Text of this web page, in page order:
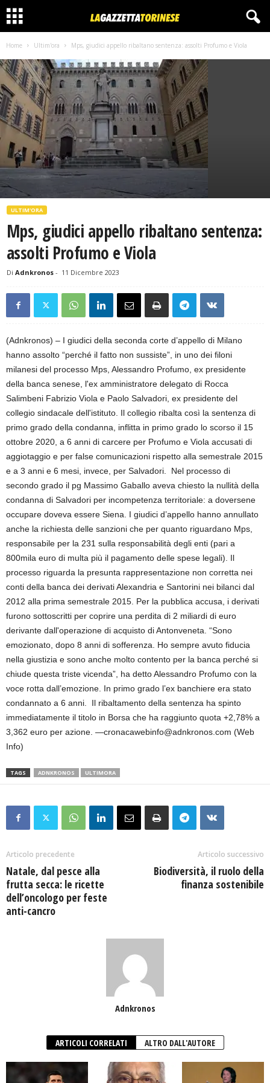
Home Ultim'ora Mps, giudici appello ribaltano sentenza: assolti Profumo e Viola
ULTIM'ORA
Mps, giudici appello ribaltano sentenza:
assolti Profumo e Viola
Di Adnkronos - 11 Dicembre 2023
(Adnkronos) – I giudici della seconda corte d’appello di Milano
hanno assolto “perché il fatto non sussiste”, in uno dei filoni
milanesi del processo Mps, Alessandro Profumo, ex presidente
della banca senese, l'ex amministratore delegato di Rocca
Salimbeni Fabrizio Viola e Paolo Salvadori, ex presidente del
collegio sindacale dell'istituto. Il collegio ribalta così la sentenza di
primo grado della condanna, inflitta in primo grado lo scorso il 15
ottobre 2020, a 6 anni di carcere per Profumo e Viola accusati di
aggiotaggio e per false comunicazioni rispetto alla semestrale 2015
e a 3 anni e 6 mesi, invece, per Salvadori. Nel processo di
secondo grado il pg Massimo Gaballo aveva chiesto la nullità della
condanna di Salvadori per incompetenza territoriale: a doversene
occupare doveva essere Siena. I giudici d’appello hanno annullato
anche la richiesta delle sanzioni che per quanto riguardano Mps,
responsabile per la 231 sulla responsabilità degli enti (pari a
800mila euro di multa più il pagamento delle spese legali). Il
processo riguarda la presunta rappresentazione non corretta nei
conti della banca dei derivati Alexandria e Santorini nei bilanci dal
2012 alla prima semestrale 2015. Per la pubblica accusa, i derivati
furono sottoscritti per coprire una perdita di 2 miliardi di euro
derivante dall'operazione di acquisto di Antonveneta. “Sono
emozionato, dopo 8 anni di sofferenza. Ho sempre avuto fiducia
nella giustizia e sono anche molto contento per la banca perché si
chiude questa triste vicenda”, ha detto Alessandro Profumo con la
voce rotta dall’emozione. In primo grado l’ex banchiere era stato
condannato a 6 anni. Il ribaltamento della sentenza ha spinto
immediatamente il titolo in Borsa che ha raggiunto quota +2,78% a
3,362 euro per azione. —cronacawebinfo@adnkronos.com (Web
Info)
TAGS ADNKRONOS ULTIMORA
Articolo precedente
Natale, dal pesce alla
frutta secca: le ricette
dell’oncologo per feste
anti-cancro
Articolo successivo
Biodiversità, il ruolo della
finanza sostenibile
Adnkronos
ARTICOLI CORRELATI ALTRO DALL'AUTORE